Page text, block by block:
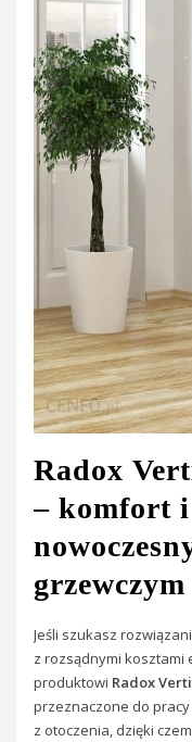
Radox
– komfort i
grzewczym
Jeśli szukasz
z rozsądnymi kosztami
produktowi Radox
przeznaczone do
z otoczenia, dzięki